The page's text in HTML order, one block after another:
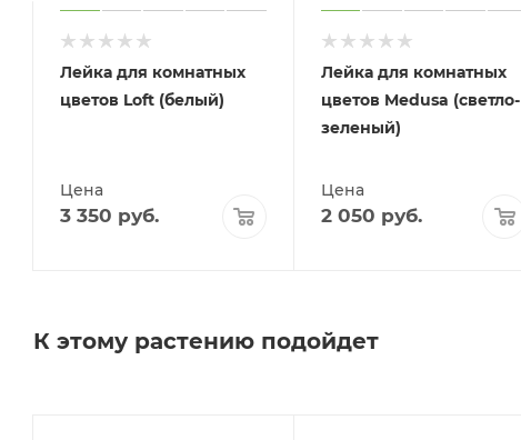
Лейка для комнатных
цветов Loft (белый)
Цена
3 350 руб.
Лейка для комнатных
цветов Medusa (светло-
зеленый)
Цена
2 050 руб.
К этому растению подойдет